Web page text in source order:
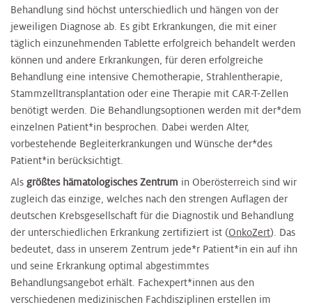
Behandlung sind höchst unterschiedlich und hängen von der
jeweiligen Diagnose ab. Es gibt Erkrankungen, die mit einer
täglich einzunehmenden Tablette erfolgreich behandelt werden
können und andere Erkrankungen, für deren erfolgreiche
Behandlung eine intensive Chemotherapie, Strahlentherapie,
Stammzelltransplantation oder eine Therapie mit CAR-T-Zellen
benötigt werden. Die Behandlungsoptionen werden mit der*dem
einzelnen Patient*in besprochen. Dabei werden Alter,
vorbestehende Begleiterkrankungen und Wünsche der*des
Patient*in berücksichtigt.
Als größtes hämatologisches Zentrum in Oberösterreich sind wir
zugleich das einzige, welches nach den strengen Auflagen der
deutschen Krebsgesellschaft für die Diagnostik und Behandlung
der unterschiedlichen Erkrankung zertifiziert ist (OnkoZert). Das
bedeutet, dass in unserem Zentrum jede*r Patient*in ein auf ihn
und seine Erkrankung optimal abgestimmtes
Behandlungsangebot erhält. Fachexpert*innen aus den
verschiedenen medizinischen Fachdisziplinen erstellen im